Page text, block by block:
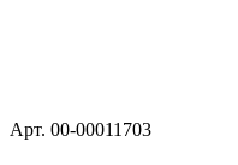
Арт. 00-00011703